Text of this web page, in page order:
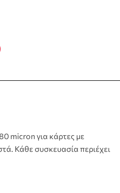
micron για κάρτες με
Κάθε συσκευασία περιέχει